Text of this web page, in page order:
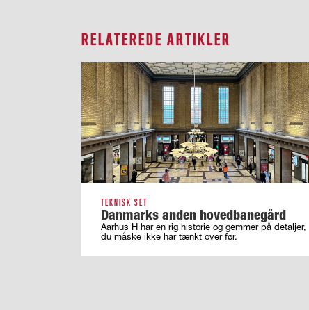
RELATEREDE ARTIKLER
TEKNISK SET
Danmarks anden hovedbanegård
Aarhus H har en rig historie og gemmer på detaljer,
du måske ikke har tænkt over før.